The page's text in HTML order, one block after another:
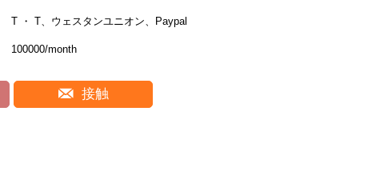
T ・ T、ウェスタンユニオン、Paypal
100000/month
接触